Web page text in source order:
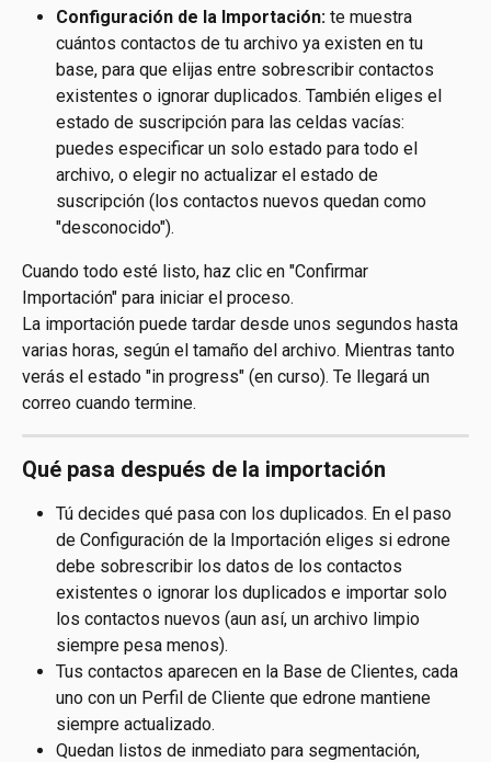
Configuración de la Importación: te muestra
cuántos contactos de tu archivo ya existen en tu
base, para que elijas entre sobrescribir contactos
existentes o ignorar duplicados. También eliges el
estado de suscripción para las celdas vacías:
puedes especificar un solo estado para todo el
archivo, o elegir no actualizar el estado de
suscripción (los contactos nuevos quedan como
"desconocido").
Cuando todo esté listo, haz clic en "Confirmar
Importación" para iniciar el proceso.
La importación puede tardar desde unos segundos hasta
varias horas, según el tamaño del archivo. Mientras tanto
verás el estado "in progress" (en curso). Te llegará un
correo cuando termine.
Qué pasa después de la importación
Tú decides qué pasa con los duplicados. En el paso
de Configuración de la Importación eliges si edrone
debe sobrescribir los datos de los contactos
existentes o ignorar los duplicados e importar solo
los contactos nuevos (aun así, un archivo limpio
siempre pesa menos).
Tus contactos aparecen en la Base de Clientes, cada
uno con un Perfil de Cliente que edrone mantiene
siempre actualizado.
Quedan listos de inmediato para segmentación,